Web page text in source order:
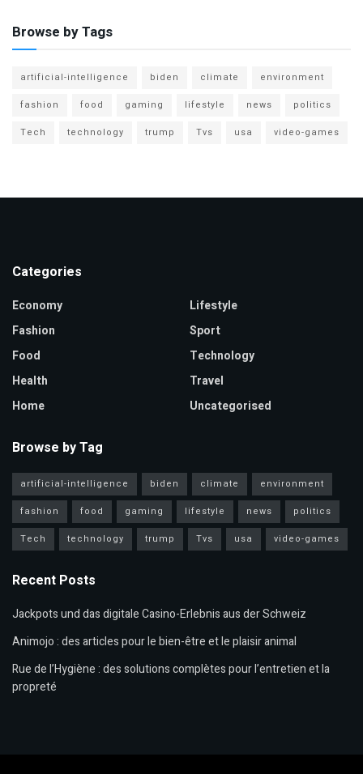
Browse by Tags
artificial-intelligence biden climate
environment
fashion
food gaming lifestyle news
politics
Tech
technology trump Tvs usa video-games
Categories
Economy
Fashion
Food
Health
Home
Lifestyle
Sport
Technology
Travel
Uncategorised
Browse by Tag
artificial-intelligence biden climate
environment
fashion
food gaming lifestyle news
politics
Tech
technology trump Tvs usa video-games
Recent Posts
Jackpots und das digitale Casino-Erlebnis aus der Schweiz
Animojo : des articles pour le bien-être et le plaisir animal
Rue de l’Hygiène : des solutions complètes pour l’entretien et la
propreté